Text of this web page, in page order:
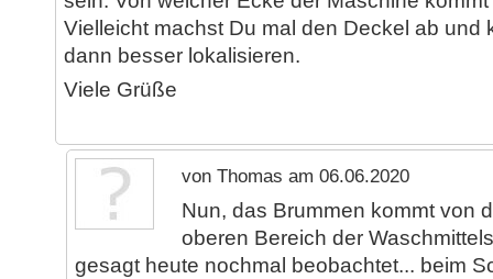
Vielleicht machst Du mal den Deckel ab und
dann besser lokalisieren.
Viele Grüße
von Thomas am 06.06.2020
Nun, das Brummen kommt von
oberen Bereich der
gesagt heute nochmal beobachtet... beim